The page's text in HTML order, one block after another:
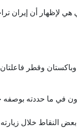
هي لإظهار أن إيران
وقطر
في ما حددته
النقاط خلال